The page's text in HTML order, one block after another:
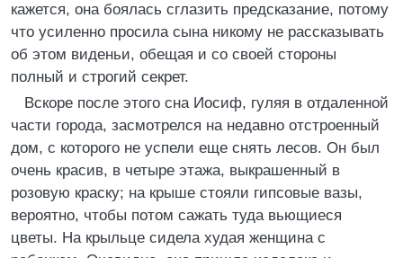
кажется, она боялась сглазить предсказание, потому
что усиленно просила сына никому не рассказывать
об этом виденьи, обещая и со своей стороны
полный и строгий секрет.
Вскоре после этого сна Иосиф, гуляя в отдаленной
части города, засмотрелся на недавно отстроенный
дом, с которого не успели еще снять лесов. Он был
очень красив, в четыре этажа, выкрашенный в
розовую краску; на крыше стояли гипсовые вазы,
вероятно, чтобы потом сажать туда вьющиеся
цветы. На крыльце сидела худая женщина с